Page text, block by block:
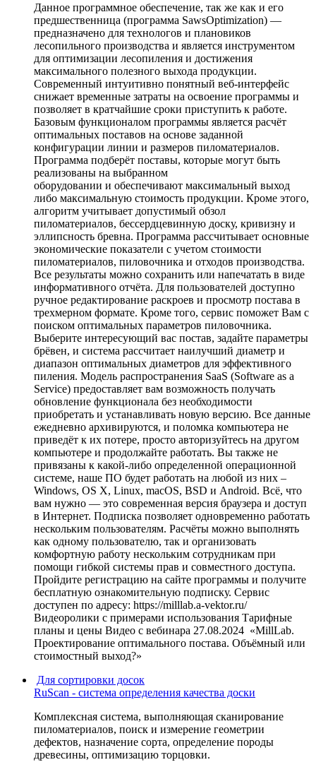
Данное программное обеспечение, так же как и его
предшественница (программа SawsOptimization) —
предназначено для технологов и плановиков
лесопильного производства и является инструментом
для оптимизации лесопиления и достижения
максимального полезного выхода продукции.
Современный интуитивно понятный веб-интерфейс
снижает временные затраты на освоение программы и
позволяет в кратчайшие сроки приступить к работе.
Базовым функционалом программы является расчёт
оптимальных поставов на основе заданной
конфигурации линии и размеров пиломатериалов.
Программа подберёт поставы, которые могут быть
реализованы на выбранном
оборудовании и обеспечивают максимальный выход
либо максимальную стоимость продукции. Кроме этого,
алгоритм учитывает допустимый обзол
пиломатериалов, бессердцевинную доску, кривизну и
эллипсность бревна. Программа рассчитывает основные
экономические показатели с учетом стоимости
пиломатериалов, пиловочника и отходов производства.
Все результаты можно сохранить или напечатать в виде
информативного отчёта. Для пользователей доступно
ручное редактирование раскроев и просмотр постава в
трехмерном формате. Кроме того, сервис поможет Вам с
поиском оптимальных параметров пиловочника.
Выберите интересующий вас постав, задайте параметры
брёвен, и система рассчитает наилучший диаметр и
диапазон оптимальных диаметров для эффективного
пиления. Модель распространения SaaS (Software as a
Service) предоставляет вам возможность получать
обновление функционала без необходимости
приобретать и устанавливать новую версию. Все данные
ежедневно архивируются, и поломка компьютера не
приведёт к их потере, просто авторизуйтесь на другом
компьютере и продолжайте работать. Вы также не
привязаны к какой-либо определенной операционной
системе, наше ПО будет работать на любой из них –
Windows, OS X, Linux, macOS, BSD и Android. Всё, что
вам нужно — это современная версия браузера и доступ
в Интернет. Подписка позволяет одновременно работать
нескольким пользователям. Расчёты можно выполнять
как одному пользователю, так и организовать
комфортную работу нескольким сотрудникам при
помощи гибкой системы прав и совместного доступа.
Пройдите регистрацию на сайте программы и получите
бесплатную ознакомительную подписку. Сервис
доступен по адресу: https://milllab.a-vektor.ru/
Видеоролики с примерами использования Тарифные
планы и цены Видео с вебинара 27.08.2024 «MillLab.
Проектирование оптимального постава. Объёмный или
стоимостный выход?»
Для сортировки досок
RuScan - система определения качества доски
Комплексная система, выполняющая сканирование
пиломатериалов, поиск и измерение геометрии
дефектов, назначение сорта, определение породы
древесины, оптимизацию торцовки.